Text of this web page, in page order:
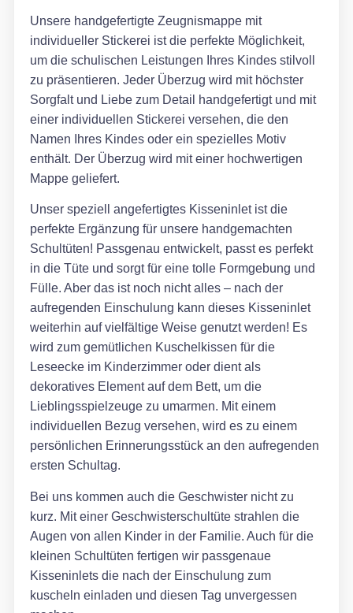
Unsere handgefertigte Zeugnismappe mit
individueller Stickerei ist die perfekte Möglichkeit,
um die schulischen Leistungen Ihres Kindes stilvoll
zu präsentieren. Jeder Überzug wird mit höchster
Sorgfalt und Liebe zum Detail handgefertigt und mit
einer individuellen Stickerei versehen, die den
Namen Ihres Kindes oder ein spezielles Motiv
enthält. Der Überzug wird mit einer hochwertigen
Mappe geliefert.
Unser speziell angefertigtes Kisseninlet ist die
perfekte Ergänzung für unsere handgemachten
Schultüten! Passgenau entwickelt, passt es perfekt
in die Tüte und sorgt für eine tolle Formgebung und
Fülle. Aber das ist noch nicht alles – nach der
aufregenden Einschulung kann dieses Kisseninlet
weiterhin auf vielfältige Weise genutzt werden! Es
wird zum gemütlichen Kuschelkissen für die
Leseecke im Kinderzimmer oder dient als
dekoratives Element auf dem Bett, um die
Lieblingsspielzeuge zu umarmen. Mit einem
individuellen Bezug versehen, wird es zu einem
persönlichen Erinnerungsstück an den aufregenden
ersten Schultag.
Bei uns kommen auch die Geschwister nicht zu
kurz. Mit einer Geschwisterschultüte strahlen die
Augen von allen Kinder in der Familie. Auch für die
kleinen Schultüten fertigen wir passgenaue
Kisseninlets die nach der Einschulung zum
kuscheln einladen und diesen Tag unvergessen